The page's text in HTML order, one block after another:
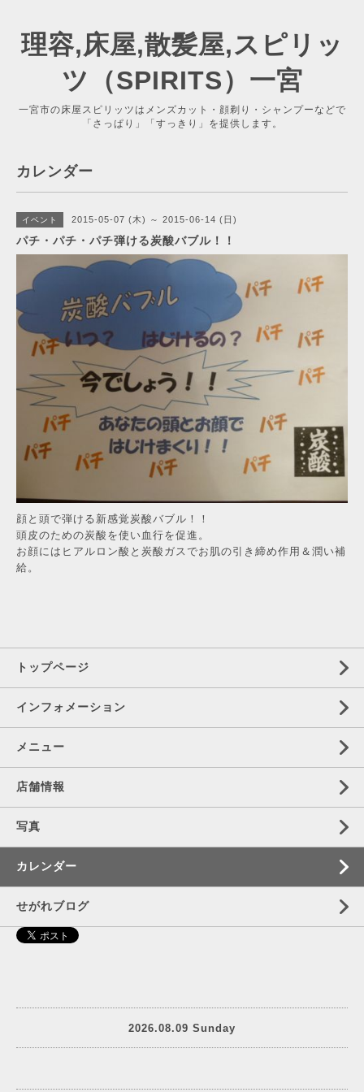
理容,床屋,散髪屋,スピリッ
ツ（SPIRITS）一宮
一宮市の床屋スピリッツはメンズカット・顔剃り・シャンプーなどで
「さっぱり」「すっきり」を提供します。
カレンダー
イベント 2015-05-07 (木) ～ 2015-06-14 (日)
パチ・パチ・パチ弾ける炭酸バブル！！
顔と頭で弾ける新感覚炭酸バブル！！
頭皮のための炭酸を使い血行を促進。
お顔にはヒアルロン酸と炭酸ガスでお肌の引き締め作用＆潤い補
給。
トップページ
インフォメーション
メニュー
店舗情報
写真
カレンダー
せがれブログ
2026.08.09 Sunday